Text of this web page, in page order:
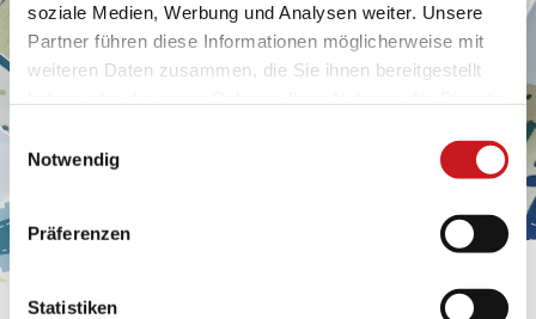
soziale Medien, Werbung und Analysen weiter. Unsere
Partner führen diese Informationen möglicherweise mit
weiteren Daten zusammen, die Sie ihnen bereitgestellt
Datenschutzhinweisen
mehr darüber, wer wir sind, wie
personenbezogene Daten verarbeiten. Hier geht’s zum
Impressum.
Einwilligungsauswahl
Notwendig
Präferenzen
Statistiken